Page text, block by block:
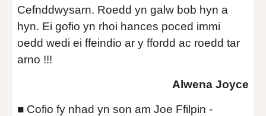
Cefnddwysarn. Roedd yn galw bob hyn a
hyn. Ei gofio yn rhoi hances poced immi
oedd wedi ei ffeindio ar y ffordd ac roedd tar
arno !!!
Alwena Joyce
■ Cofio fy nhad yn son am Joe Ffilpin -